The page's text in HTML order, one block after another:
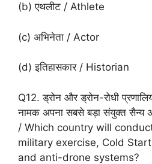
(b) एथलीट / Athlete
(c) अभिनेता / Actor
(d) इतिहासकार / Historian
Q12. ड्रोन और ड्रोन-रोधी
नामक अपना सबसे बड़ा संयुक्त सैन्य
/ Which country will
military exercise, Cold
and anti-drone systems?